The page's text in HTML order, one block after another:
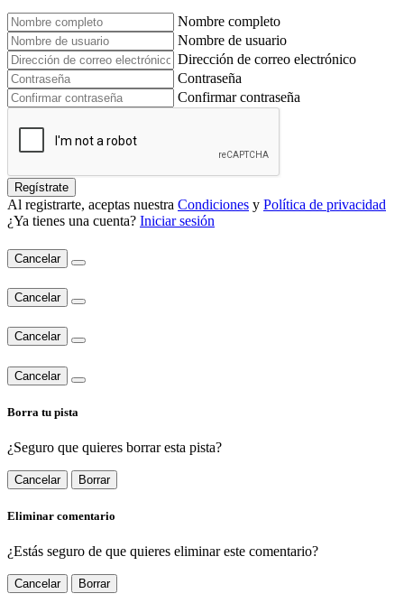
Nombre completo
Nombre de usuario
Dirección de correo electrónico
Contraseña
Confirmar contraseña
Regístrate
Al registrarte, aceptas nuestra Condiciones y Política de privacidad
¿Ya tienes una cuenta? Iniciar sesión
Cancelar
Cancelar
Cancelar
Cancelar
Borra tu pista
¿Seguro que quieres borrar esta pista?
Cancelar Borrar
Eliminar comentario
¿Estás seguro de que quieres eliminar este comentario?
Cancelar Borrar